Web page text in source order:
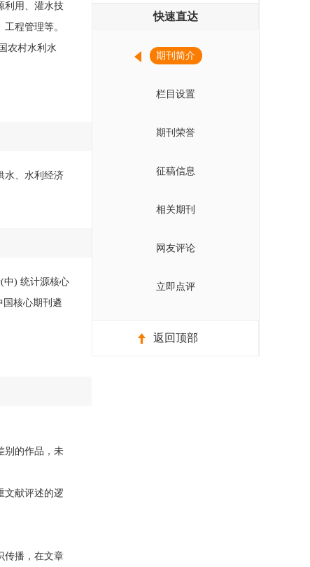
利用、灌水技
程管理等。
农村水利水
水、水利经济
中) 统计源核心
国核心期刊遴
别的作品，未
文献评述的逻
传播，在文章
快速直达
期刊简介
栏目设置
期刊荣誉
征稿信息
相关期刊
网友评论
立即点评
返回顶部